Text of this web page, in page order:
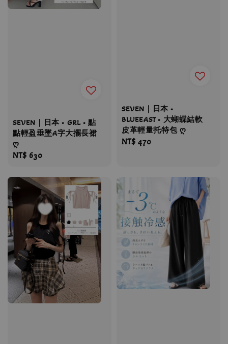
SEVEN｜日本 • GRL • 點
點輕盈垂墜A字大擺長裙
ღ
Regular
NT$ 630
SEVEN｜日本 •
BLUEEAST • 大蝴蝶結軟
皮革輕量托特包 ღ
Regular
NT$ 470